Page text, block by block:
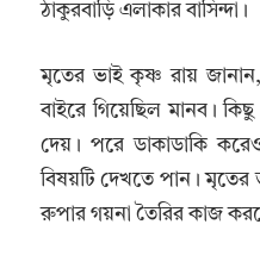
ঠাকুরবাড়ি এলাকার বাসিন্দা।
মৃতের ভাই কৃষ্ণ রায়
বাইরে গিয়েছিল মানব।
দেয়। পরে ডাকাডাকি
বিষয়টি দেখতে পান।
রুপার গয়না তৈরির কাজ